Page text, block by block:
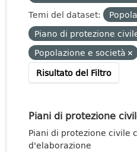
Temi del dataset:
Piano di protezione
Popolazione e società
Risultato del Filtro
Piani di protezione
Piani di protezione civile
d'elaborazione